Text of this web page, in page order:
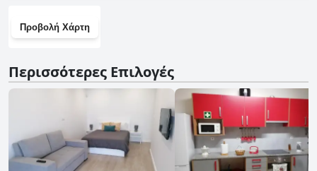
Προβολή Χάρτη
Περισσότερες Επιλογές